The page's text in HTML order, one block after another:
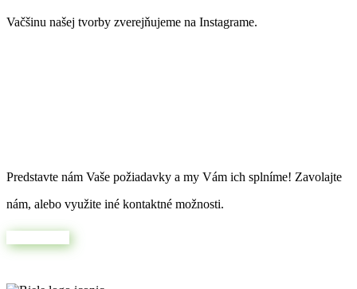
Vačšinu našej tvorby zverejňujeme na Instagrame.
Predstavte nám Vaše požiadavky a my Vám ich splníme! Zavolajte
nám, alebo využite iné kontaktné možnosti.